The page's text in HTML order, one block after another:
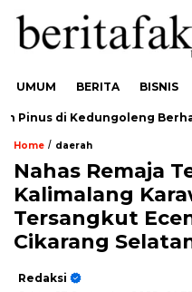
UMUM BERITA BISNIS
di Kedungoleng Berhasil
Home / daerah
Nahas Remaja
Kalimalang
Tersangkut
Cikarang
Redaksi